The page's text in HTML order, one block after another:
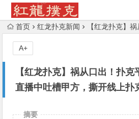
首页 红龙扑克新闻 【红龙扑克】祸从口出！扑克平
【红龙扑克】祸从口出！扑
直播中吐槽甲方，撕开线上扑
A+
摘要